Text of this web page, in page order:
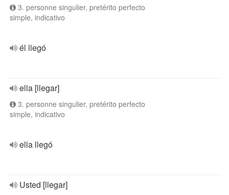
3. personne singulier, pretérito perfecto
simple, indicativo
él llegó
ella [llegar]
3. personne singulier, pretérito perfecto
simple, indicativo
ella llegó
Usted [llegar]